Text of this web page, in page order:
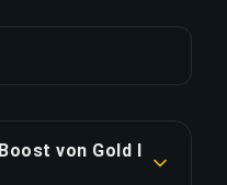
von Gold I